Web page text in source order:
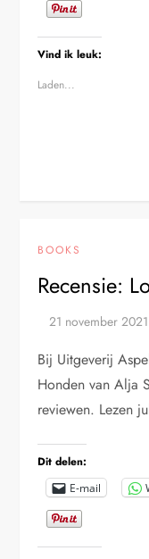
Vind ik leuk:
Laden...
BOOKS
Recensie:
Bij Uitgeverij
Honden van Alja
reviewen. Lezen
Dit delen:
E-mail